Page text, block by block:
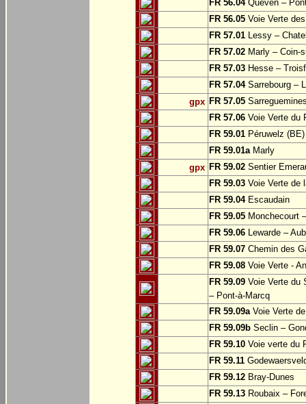
FR 56.04Quéven –
FR 56.05 Voie Verte
FR 57.01 Lessy –
FR 57.02 Marly – Coin-
FR 57.03 Hesse –
FR 57.04Sarrebourg –
gpx FR 57.05
FR 57.06 Voie Verte du
FR 59.01 Péruwelz
FR 59.01aMarly
gpx FR 59.02 Sentier
FR 59.03 Voie Verte de
FR 59.04Escaudain
FR 59.05 Monchecourt
FR 59.06 Lewarde –
FR 59.07 Chemin des
FR 59.08 Voie Verte -
FR 59.09 Voie Verte du
– Pont-à-Marcq
FR 59.09aVoie Verte
FR 59.09b Seclin –
FR 59.10 Voie verte du
FR 59.11
FR 59.12 Bray-Dunes
FR 59.13 Roubaix –